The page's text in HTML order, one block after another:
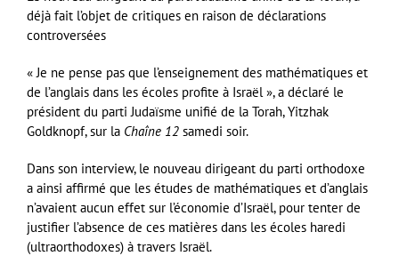
déjà fait l’objet de critiques en raison de déclarations
controversées
« Je ne pense pas que l’enseignement des mathématiques et
de l’anglais dans les écoles profite à Israël », a déclaré le
président du parti Judaïsme unifié de la Torah, Yitzhak
Goldknopf, sur la Chaîne 12 samedi soir.
Dans son interview, le nouveau dirigeant du parti orthodoxe
a ainsi affirmé que les études de mathématiques et d’anglais
n’avaient aucun effet sur l’économie d’Israël, pour tenter de
justifier l’absence de ces matières dans les écoles haredi
(ultraorthodoxes) à travers Israël.